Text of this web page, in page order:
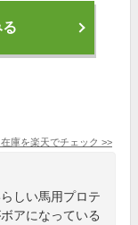
庫を楽天でチェック >>
しい馬用プロテ
アになっている